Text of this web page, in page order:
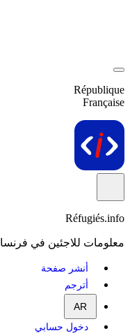
République
Française
Réfugiés.info
معلومات للاجئين في فرنسا
أنشر صفحة
أترجم
AR
دخول حسابي